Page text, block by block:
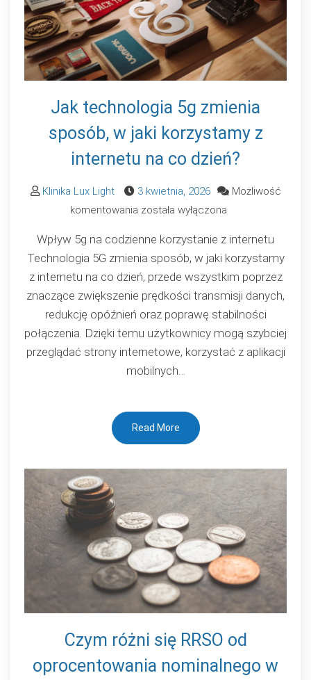
Jak technologia 5g zmienia
sposób, w jaki korzystamy z
internetu na co dzień?
Klinika Lux Light 3 kwietnia, 2026
Możliwość
komentowania Jak
5g
zmienia
sposób,
w
jaki
korzystamy
z
internetu
co
dzień?
została wyłączona
Wpływ 5g na codzienne korzystanie z internetu
Technologia 5G zmienia sposób, w jaki korzystamy
z internetu na co dzień, przede wszystkim poprzez
znaczące zwiększenie prędkości transmisji danych,
redukcję opóźnień oraz poprawę stabilności
połączenia. Dzięki temu użytkownicy mogą szybciej
przeglądać strony internetowe, korzystać z aplikacji
mobilnych…
Read More
Czym różni się RRSO od
oprocentowania nominalnego w